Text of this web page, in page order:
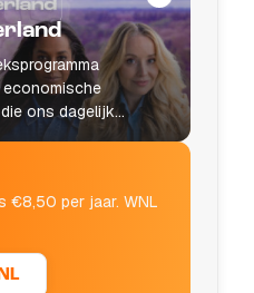
ons dagelijks
€8,50 per jaar. WNL